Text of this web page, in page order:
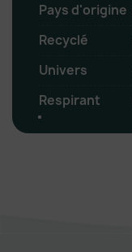
Pays d'origine
Recyclé
Univers
Respirant